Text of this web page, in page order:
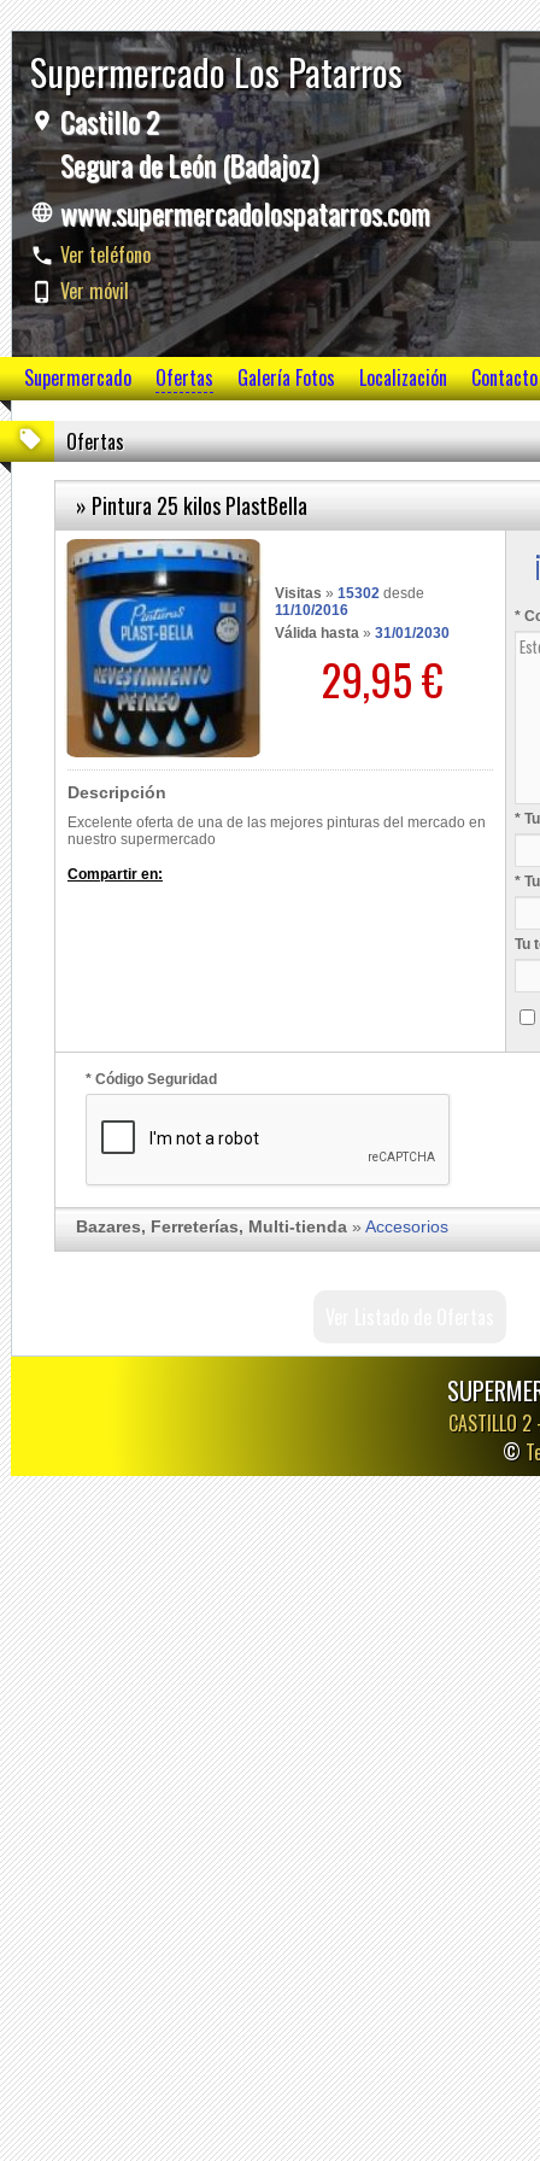
Supermercado Los Patarros
Castillo 2
Segura de León (Badajoz)
www.supermercadolospatarros.com
Ver teléfono
Ver móvil
Supermercado Ofertas Galería Fotos Localización
Ofertas
» Pintura 25 kilos PlastBella
Visitas » 15302 desde
11/10/2016
Válida hasta » 31/01/2030
29,95 €
Descripción
Excelente oferta de una de las mejores pinturas del mercado en
nuestro supermercado
Compartir en:
*
*
*
Tu
* Código Seguridad
Bazares, Ferreterías, Multi-tienda »Accesorios
CASTILLO
©